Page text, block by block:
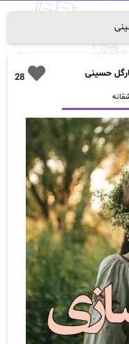
28
حسینی